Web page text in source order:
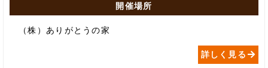
開催場所
（株）ありがとうの家
詳しく見る